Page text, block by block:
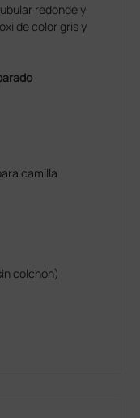
redonde y
de color gris y
camilla
colchón)